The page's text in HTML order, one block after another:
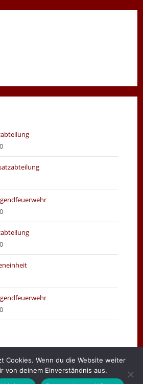
Impressum Login
Cookies. Wenn du die Website weiter
von deinem Einverständnis aus.